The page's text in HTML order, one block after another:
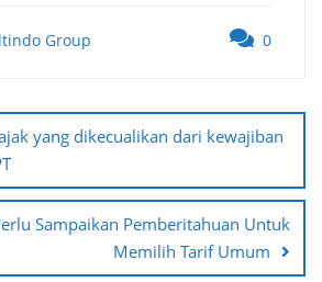
Group 0
yang dikecualikan dari kewajiban
Sampaikan Pemberitahuan Untuk
Memilih Tarif Umum